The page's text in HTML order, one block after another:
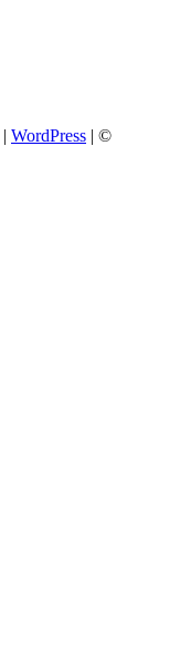
| WordPress | ©